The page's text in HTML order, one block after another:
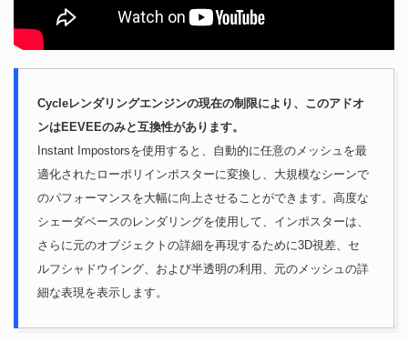
Cycleレンダリングエンジンの現在の制限により、このアドオ
ンはEEVEEのみと互換性があります。
Instant Impostorsを使用すると、自動的に任意のメッシュを最
適化されたローポリインポスターに変換し、大規模なシーンで
のパフォーマンスを大幅に向上させることができます。高度な
シェーダベースのレンダリングを使用して、インポスターは、
さらに元のオブジェクトの詳細を再現するために3D視差、セ
ルフシャドウイング、および半透明の利用、元のメッシュの詳
細な表現を表示します。